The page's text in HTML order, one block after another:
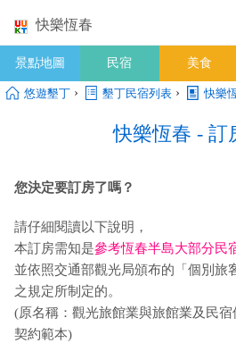
快樂恆春
景點地圖 民宿 美食
悠遊墾丁 › 墾丁民宿列表 › 快樂
快樂恆春 - 訂
您決定要訂房了嗎？
請仔細閱讀以下說明，
本訂房需知是參考恆春半島大部分民
並依照交通部觀光局頒布的「個別旅
之規定所制定的。
(原名稱：觀光旅館業與旅館業及民
契約範本)